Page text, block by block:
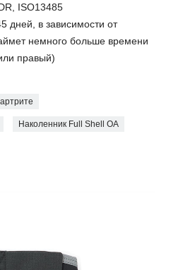
ISO13485
дней, в зависимости от
немного больше времени
правый)
Наколенник Full Shell OA